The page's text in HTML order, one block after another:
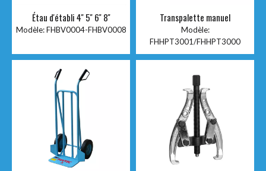
Étau d'établi 4'' 5'' 6'' 8''
Modèle: FHBV0004-FHBV0008
Transpalette manuel
Modèle:
FHHPT3001/FHHPT3000